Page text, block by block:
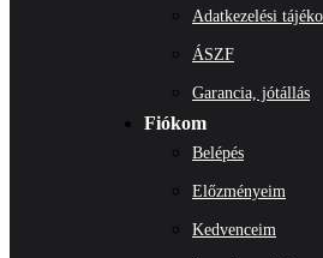
Adatkezelési
ÁSZF
Garancia, jótállás
Fiókom
Belépés
Előzményeim
Kedvenceim